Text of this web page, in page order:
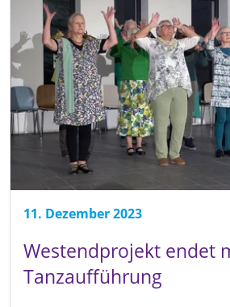
11. Dezember 2023
Westendprojekt endet
Tanzaufführung